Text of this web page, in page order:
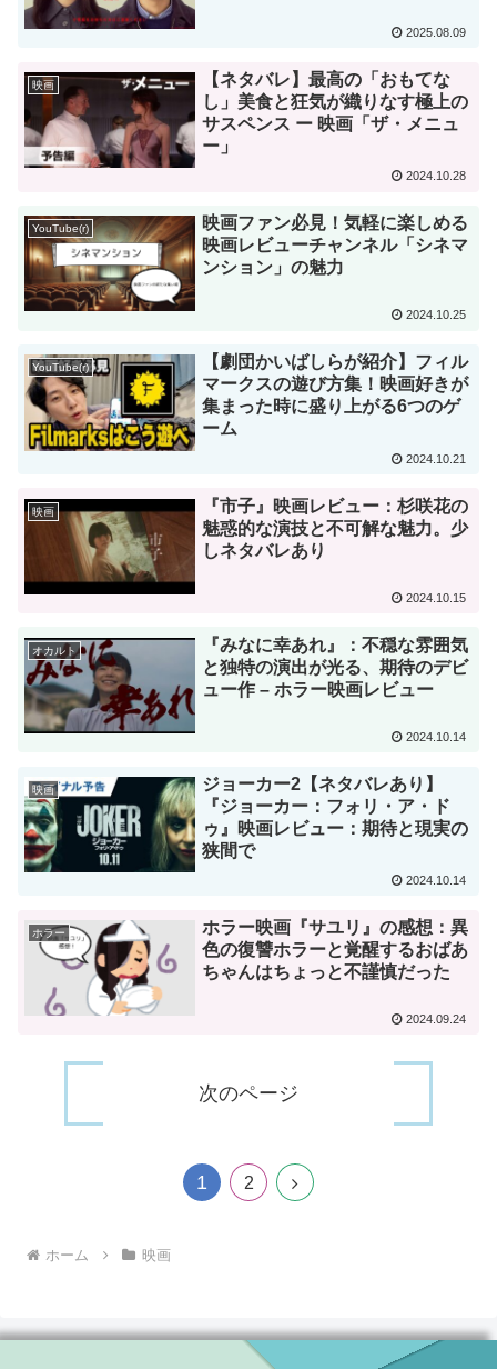
2025.08.09
映画
【ネタバレ】最高の「おもてな
し」美食と狂気が織りなす極上の
サスペンス ー 映画「ザ・メニュ
ー」
2024.10.28
YouTube(r)
映画ファン必見！気軽に楽しめる
映画レビューチャンネル「シネマ
ンション」の魅力
2024.10.25
YouTube(r)
【劇団かいばしらが紹介】フィル
マークスの遊び方集！映画好きが
集まった時に盛り上がる6つのゲ
ーム
2024.10.21
映画
『市子』映画レビュー：杉咲花の
魅惑的な演技と不可解な魅力。少
しネタバレあり
2024.10.15
オカルト
『みなに幸あれ』：不穏な雰囲気
と独特の演出が光る、期待のデビ
ュー作 – ホラー映画レビュー
2024.10.14
映画
ジョーカー2【ネタバレあり】
『ジョーカー：フォリ・ア・ド
ゥ』映画レビュー：期待と現実の
狭間で
2024.10.14
ホラー
ホラー映画『サユリ』の感想：異
色の復讐ホラーと覚醒するおばあ
ちゃんはちょっと不謹慎だった
2024.09.24
次のページ
1 2
次
ホーム 映画